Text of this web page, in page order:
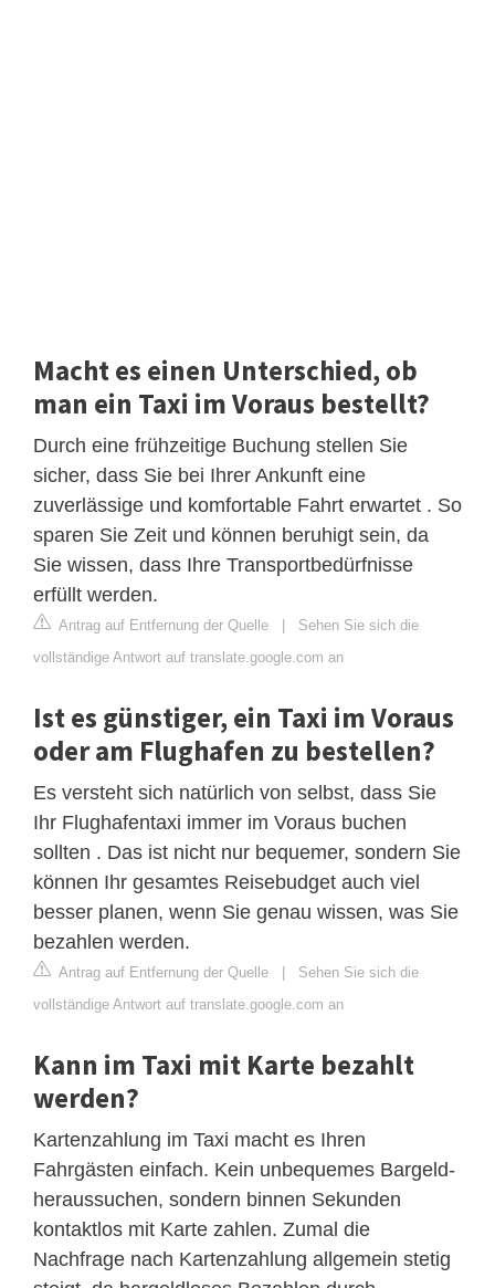
Macht es einen Unterschied, ob
man ein Taxi im Voraus bestellt?
Durch eine frühzeitige Buchung stellen Sie
sicher, dass Sie bei Ihrer Ankunft eine
zuverlässige und komfortable Fahrt erwartet . So
sparen Sie Zeit und können beruhigt sein, da
Sie wissen, dass Ihre Transportbedürfnisse
erfüllt werden.
Antrag auf Entfernung der Quelle | Sehen Sie sich die
vollständige Antwort auf translate.google.com an
Ist es günstiger, ein Taxi im Voraus
oder am Flughafen zu bestellen?
Es versteht sich natürlich von selbst, dass Sie
Ihr Flughafentaxi immer im Voraus buchen
sollten . Das ist nicht nur bequemer, sondern Sie
können Ihr gesamtes Reisebudget auch viel
besser planen, wenn Sie genau wissen, was Sie
bezahlen werden.
Antrag auf Entfernung der Quelle | Sehen Sie sich die
vollständige Antwort auf translate.google.com an
Kann im Taxi mit Karte bezahlt
werden?
Kartenzahlung im Taxi macht es Ihren
Fahrgästen einfach. Kein unbequemes Bargeld-
heraussuchen, sondern binnen Sekunden
kontaktlos mit Karte zahlen. Zumal die
Nachfrage nach Kartenzahlung allgemein stetig